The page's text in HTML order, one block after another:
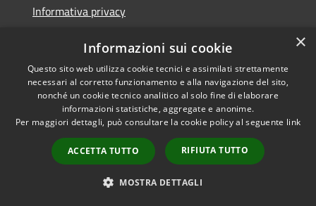
Informativa privacy
Dichiarazione di accessibilità
RSS
Accessibilità
Copyright © 2026 • Comune di
Campo Calabro • Powered by
Municipium•Accesso
×
Informazioni sui cookie
Questo sito web utilizza cookie tecnici e assimilati strettamente
necessari al corretto funzionamento e alla navigazione del sito,
nonché un cookie tecnico analitico al solo fine di elaborare
informazioni statistiche, aggregate e anonime.
Per maggiori dettagli, può consultare la cookie policy al seguente link
ACCETTA TUTTO RIFIUTA TUTTO
MOSTRA DETTAGLI